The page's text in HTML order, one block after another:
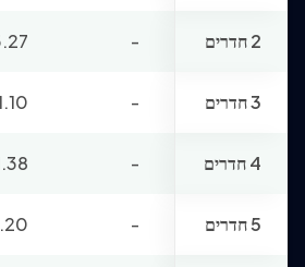
2 חדרים -
3 חדרים -
1.10
4 חדרים -
1.38
5 חדרים -
2.20